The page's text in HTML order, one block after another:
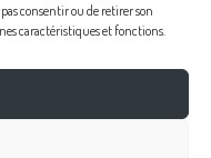
consentir ou de retirer son
caractéristiques et fonctions.